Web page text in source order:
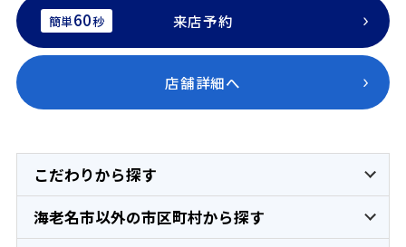
簡単60秒 来店予約
店舗詳細へ
こだわりから探す
海老名市以外の市区町村から探す